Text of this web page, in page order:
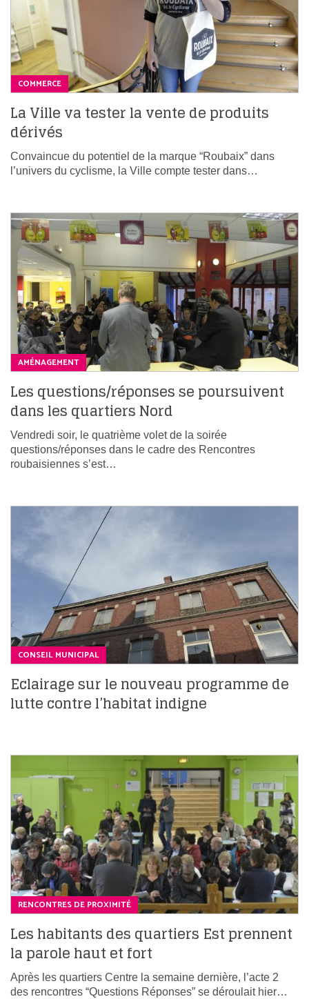
COMMERCE
La Ville va tester la vente de produits
dérivés
Convaincue du potentiel de la marque “Roubaix” dans
l’univers du cyclisme, la Ville compte tester dans…
AMÉNAGEMENT
Les questions/réponses se poursuivent
dans les quartiers Nord
Vendredi soir, le quatrième volet de la soirée
questions/réponses dans le cadre des Rencontres
roubaisiennes s’est…
CONSEIL MUNICIPAL
Eclairage sur le nouveau programme de
lutte contre l’habitat indigne
RENCONTRES DE PROXIMITÉ
Les habitants des quartiers Est prennent
la parole haut et fort
Après les quartiers Centre la semaine dernière, l’acte 2
des rencontres “Questions Réponses” se déroulait hier…